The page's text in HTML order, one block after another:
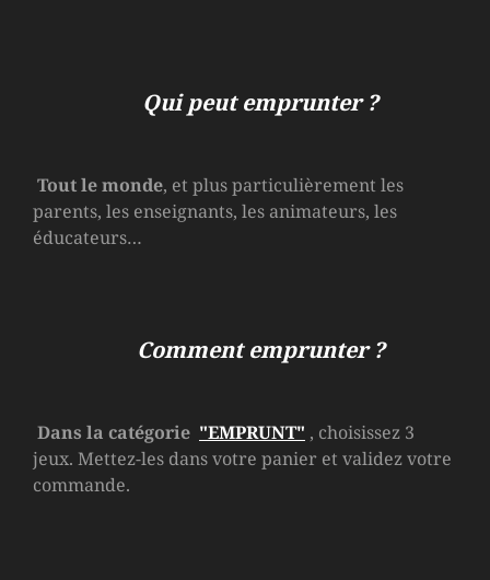
Qui peut emprunter ?
Tout le monde, et plus particulièrement les
parents, les enseignants, les animateurs, les
éducateurs…
Comment emprunter ?
Dans la catégorie "EMPRUNT" , choisissez 3
jeux. Mettez-les dans votre panier et validez votre
commande.